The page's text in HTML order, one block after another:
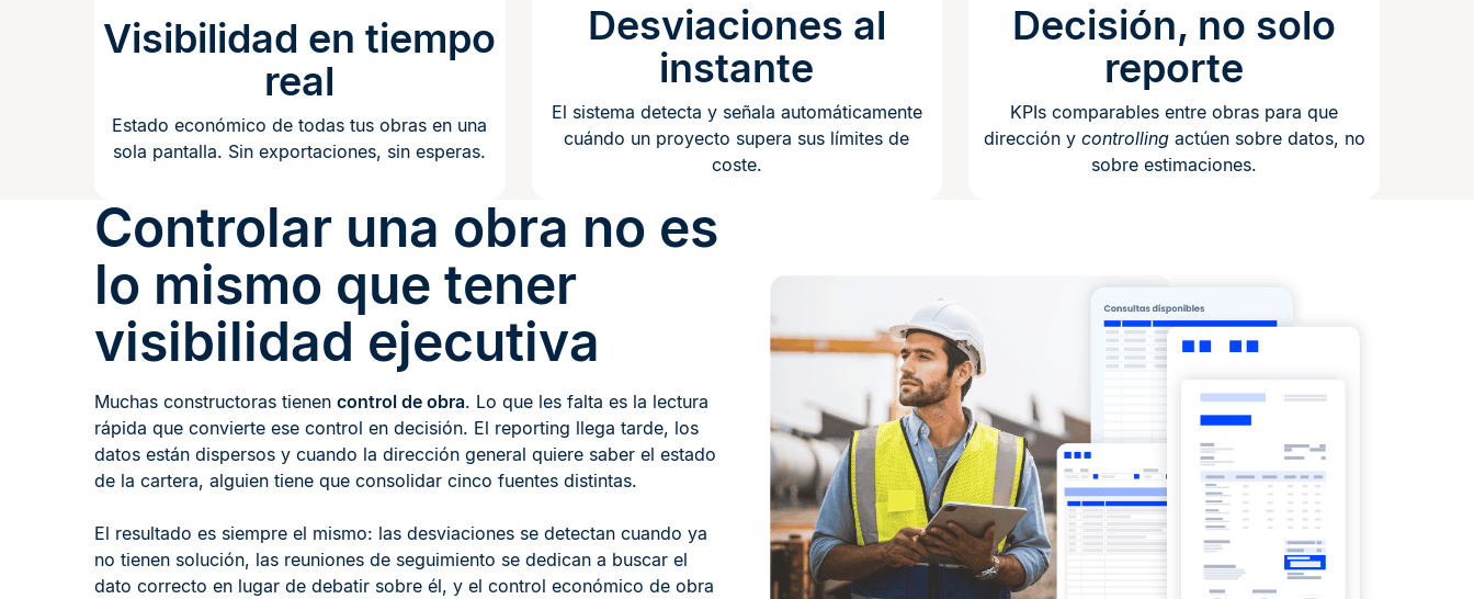
Visibilidad en tiempo
real
Estado económico de todas tus obras en una
sola pantalla. Sin exportaciones, sin esperas.
Desviaciones al
instante
El sistema detecta y señala automáticamente
cuándo un proyecto supera sus límites de
coste.
Decisión, no solo
reporte
KPIs comparables entre obras para que
dirección y controllingactúen sobre datos, no
sobre estimaciones.
Controlar una obra no es
lo mismo que tener
visibilidad ejecutiva
Muchas constructoras tienen control de obra. Lo que les falta es la lectura
rápida que convierte ese control en decisión. El reporting llega tarde, los
datos están dispersos y cuando la dirección general quiere saber el estado
de la cartera, alguien tiene que consolidar cinco fuentes distintas.
El resultado es siempre el mismo: las desviaciones se detectan cuando ya
no tienen solución, las reuniones de seguimiento se dedican a buscar el
dato correcto en lugar de debatir sobre él, y el control económico de obra